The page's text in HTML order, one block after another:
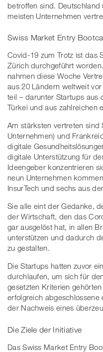
betroffen sind.
meisten Unternehmen
Swiss Market Entry
Covid-19 zum Trotz ist das
Zürich durchgeführt
nahmen diese Woche
aus 20 Ländern weltweit
teil – darunter Startups aus
Türkei und aus zahlreichen
Am stärksten vertreten sind
Unternehmen) und
digitale
digitale Unterstützung für
Ideengeber konzentrieren
neun Unternehmen
InsurTech und sechs aus
Sie alle eint der Gedanke,
der Wirtschaft, den das
gar ausgelöst hat, in allen
unterstützen und dadurch
zu gestalten.
Die Startups hatten zuvor
durchlaufen, um sich für
gesetzten Kriterien
erfolgreich abgeschlossene
der Nachweis eines
Die Ziele der Initiative
Das Swiss Market Entry